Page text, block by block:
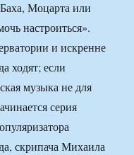
Моцарта или
настроиться».
и искренне
ходят; если
музыка не для
серия
скрипача Михаила